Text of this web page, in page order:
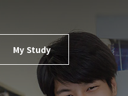
My Study